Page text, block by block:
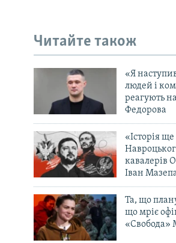
Читайте також
«Я
людей і
реагують
Федорова
«Історія ще
кавалерів
Іван
Та, що
що мріє
«Свобода»